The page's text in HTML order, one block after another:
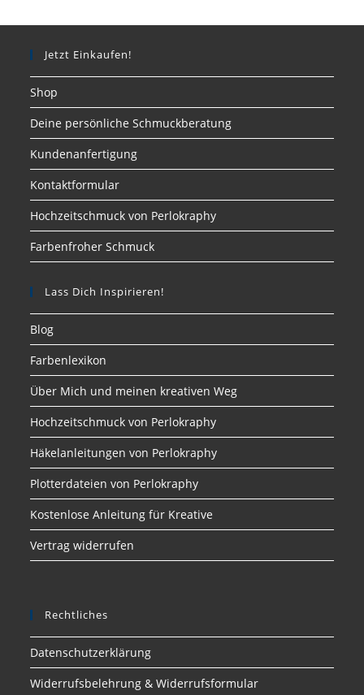
Jetzt Einkaufen!
Shop
Deine persönliche Schmuckberatung
Kundenanfertigung
Kontaktformular
Hochzeitschmuck von Perlokraphy
Farbenfroher Schmuck
Lass Dich Inspirieren!
Blog
Farbenlexikon
Über Mich und meinen kreativen Weg
Hochzeitschmuck von Perlokraphy
Häkelanleitungen von Perlokraphy
Plotterdateien von Perlokraphy
Kostenlose Anleitung für Kreative
Vertrag widerrufen
Rechtliches
Datenschutzerklärung
Widerrufsbelehrung & Widerrufsformular